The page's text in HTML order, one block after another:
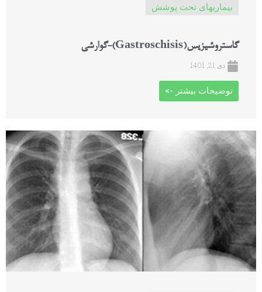
بیماریهای تحت پوشش
گاستروشیزیس(Gastroschisis)-گوارشی
دی 21, 1401
توضیحات بیشتر ->